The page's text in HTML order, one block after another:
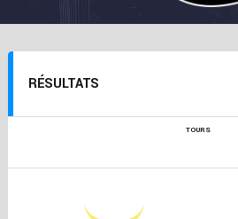
RÉSULTATS
TOURS